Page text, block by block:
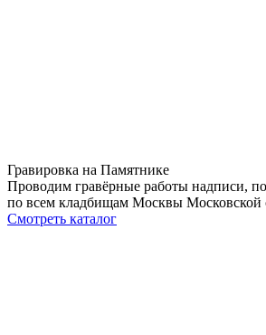
Гравировка на Памятнике
Проводим гравёрные работы надписи,
по всем кладбищам Москвы Московской
Смотреть каталог